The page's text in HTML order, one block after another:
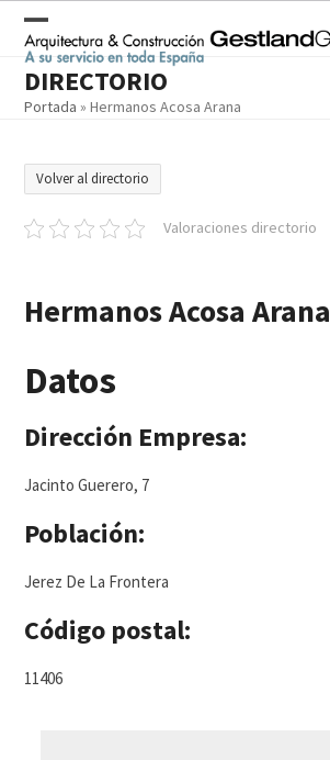
contentOpen
mobile
menu
Close
mobile
menu
DIRECTORIO
Portada »Hermanos Acosa Arana
Volver al directorio
Valoraciones directorio
Hermanos Acosa Arana
Datos
Dirección Empresa:
Jacinto Guerero, 7
Población:
Jerez De La Frontera
Código postal:
11406